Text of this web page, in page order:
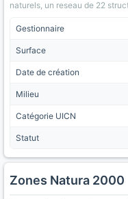
naturels, un reseau de 22
Gestionnaire
Surface
Date de création
Milieu
Catégorie UICN
Statut
Zones Natura 2000